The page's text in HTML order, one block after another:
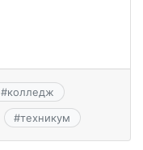
#колледж
#техникум